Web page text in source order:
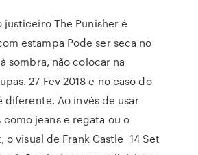
justiceiro The Punisher é
estampa Pode ser seca no
sombra, não colocar na
27 Fev 2018 e no caso do
diferente. Ao invés de usar
como jeans e regata ou o
o visual de Frank Castle 14 Set